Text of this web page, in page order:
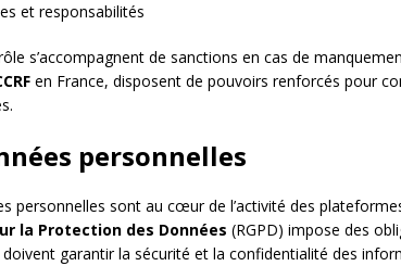
et responsabilités
s’accompagnent de sanctions en cas de
en France, disposent de pouvoirs renforcés pour
personnelles
personnelles sont au cœur de l’activité des
la Protection des Données (RGPD) impose des
garantir la sécurité et la confidentialité des